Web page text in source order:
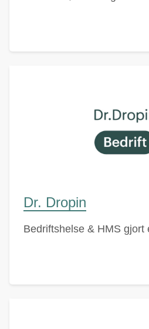
Dr. Dropin
Bedriftshelse & HMS gjort